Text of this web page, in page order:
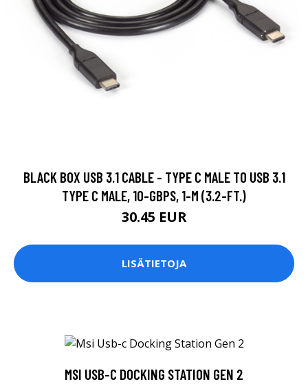
BLACK BOX USB 3.1 CABLE - TYPE C MALE TO USB 3.1
TYPE C MALE, 10-GBPS, 1-M (3.2-FT.)
30.45 EUR
LISÄTIETOJA
MSI USB-C DOCKING STATION GEN 2